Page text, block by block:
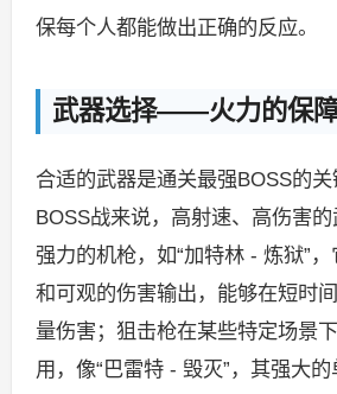
保每个人都能做出正确的反应。
武器选择——火力的保
合适的武器是通关最强BOSS的
BOSS战来说，高射速、高伤害
强力的机枪，如“加特林 - 炼狱”
和可观的伤害输出，能够在短时
量伤害；狙击枪在某些特定场景
用，像“巴雷特 - 毁灭”，其强大